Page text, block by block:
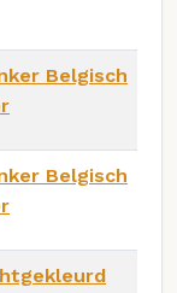
Belgisch
Belgisch